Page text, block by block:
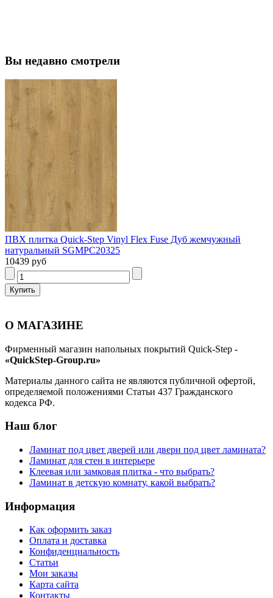
Вы недавно смотрели
ПВХ плитка Quick-Step Vinyl Flex Fuse Дуб жемчужный
натуральный SGMPC20325
10439 руб
О МАГАЗИНЕ
Фирменный магазин напольных покрытий Quick-Step -
«QuickStep-Group.ru»
Материалы данного сайта не являются публичной офертой,
определяемой положениями Статьи 437 Гражданского
кодекса РФ.
Наш блог
Ламинат под цвет дверей или двери под цвет ламината?
Ламинат для стен в интерьере
Клеевая или замковая плитка - что выбрать?
Ламинат в детскую комнату, какой выбрать?
Информация
Как оформить заказ
Оплата и доставка
Конфиденциальность
Статьи
Мои заказы
Карта сайта
Контакты